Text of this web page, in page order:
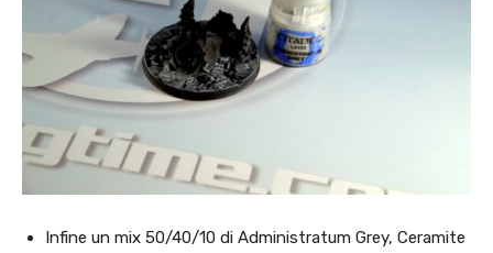
Infine un mix 50/40/10 di Administratum Grey, Ceramite